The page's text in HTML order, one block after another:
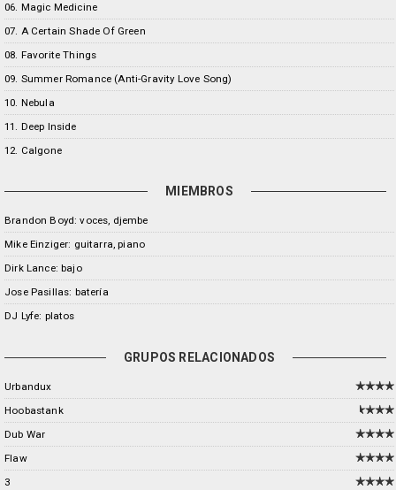
06. Magic Medicine
07. A Certain Shade Of Green
08. Favorite Things
09. Summer Romance (Anti-Gravity Love Song)
10. Nebula
11. Deep Inside
12. Calgone
MIEMBROS
Brandon Boyd: voces, djembe
Mike Einziger: guitarra, piano
Dirk Lance: bajo
Jose Pasillas: batería
DJ Lyfe: platos
GRUPOS RELACIONADOS
Urbandux
Hoobastank
Dub War
Flaw
3